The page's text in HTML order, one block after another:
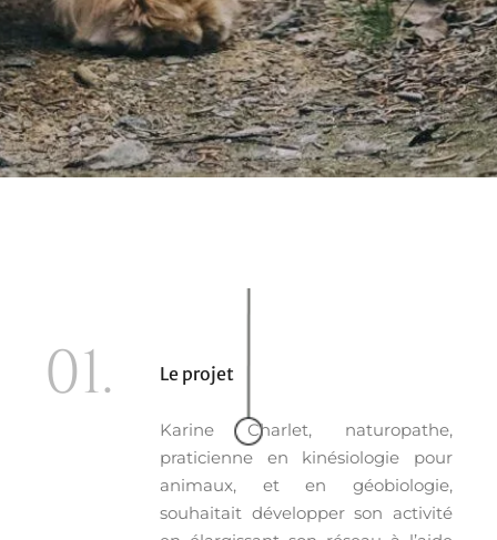
01. Le projet
Karine Charlet, naturopathe,
praticienne en kinésiologie pour
animaux, et en géobiologie,
souhaitait développer son activité